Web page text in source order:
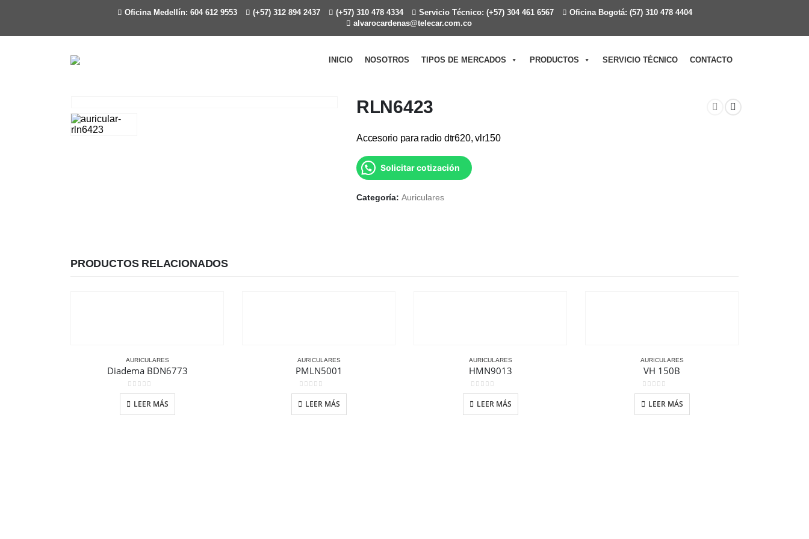
Oficina Medellín: 604 612 9553 (+57) 312 894 2437 (+57) 310 478 4334 Servicio Técnico: (+57) 304 461 6567
Oficina Bogotá: (57) 310 478 4404
alvarocardenas@telecar.com.co
INICIO NOSOTROS TIPOS DE MERCADOS PRODUCTOS SERVICIO TÉCNICO CONTACTO
RLN6423
Accesorio para radio dtr620, vlr150
Solicitar cotización
Categoría: Auriculares
PRODUCTOS RELACIONADOS
AURICULARES
Diadema BDN6773
0out of 5
LEER MÁS
AURICULARES
PMLN5001
0out of 5
LEER MÁS
AURICULARES
HMN9013
0out of 5
LEER MÁS
AURICULARES
VH 150B
0out of 5
LEER MÁS